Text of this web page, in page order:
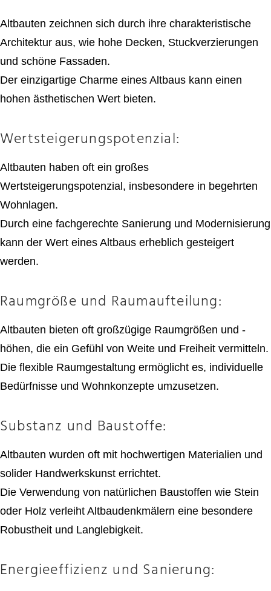
Altbauten zeichnen sich durch ihre charakteristische
Architektur aus, wie hohe Decken, Stuckverzierungen
und schöne Fassaden.
Der einzigartige Charme eines Altbaus kann einen
hohen ästhetischen Wert bieten.
Wertsteigerungspotenzial:
Altbauten haben oft ein großes
Wertsteigerungspotenzial, insbesondere in begehrten
Wohnlagen.
Durch eine fachgerechte Sanierung und Modernisierung
kann der Wert eines Altbaus erheblich gesteigert
werden.
Raumgröße und Raumaufteilung:
Altbauten bieten oft großzügige Raumgrößen und -
höhen, die ein Gefühl von Weite und Freiheit vermitteln.
Die flexible Raumgestaltung ermöglicht es, individuelle
Bedürfnisse und Wohnkonzepte umzusetzen.
Substanz und Baustoffe:
Altbauten wurden oft mit hochwertigen Materialien und
solider Handwerkskunst errichtet.
Die Verwendung von natürlichen Baustoffen wie Stein
oder Holz verleiht Altbaudenkmälern eine besondere
Robustheit und Langlebigkeit.
Energieeffizienz und Sanierung: